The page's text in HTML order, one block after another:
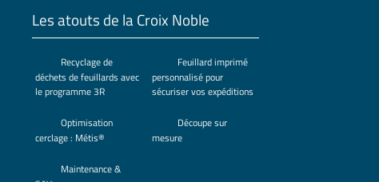
Les atouts de la Croix Noble
Recyclage de
déchets de feuillards avec
le programme 3R
Feuillard imprimé
personnalisé pour
sécuriser vos expéditions
Optimisation
cerclage : Métis®
Découpe sur
mesure
Maintenance &